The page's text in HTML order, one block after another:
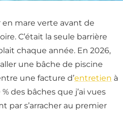
en mare verte avant de
C’était la seule barrière
chaque année. En 2026,
une bâche de piscine
une facture d’entretien à
des bâches que j’ai vues
par s’arracher au premier